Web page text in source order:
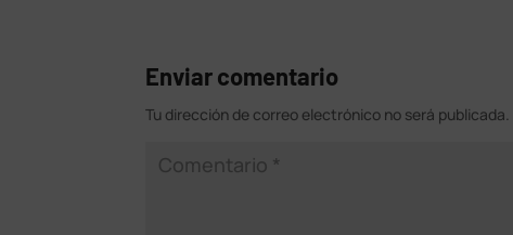
Enviar comentario
Tu dirección de correo electrónico no será publicada.